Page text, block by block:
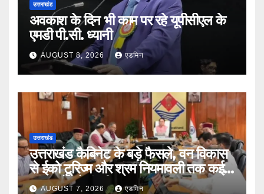
उत्तराखंड
अवकाश के दिन भी काम पर रहे यूपीसीएल के
एमडी पी.सी. ध्यानी
AUGUST 8, 2026 एडमिन
उत्तराखंड
उत्तराखंड कैबिनेट के बड़े फैसले, वन विकास
से ईको टूरिज्म और श्रम नियमावली तक कई
प्रस्तावों को मंजूरी
AUGUST 7, 2026 एडमिन